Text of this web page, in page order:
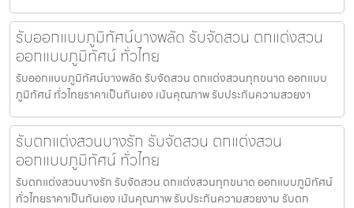
รับออกแบบภูมิทัศน์บางพลัด รับจัดสวน ตกแต่งสวน
ออกแบบภูมิทัศน์ ทั่วไทย
รับออกแบบภูมิทัศน์บางพลัด รับจัดสวน ตกแต่งสวนทุกขนาด ออกแบบ
ภูมิทัศน์ ทั่วไทยราคาเป็นกันเอง เน้นคุณภาพ รับประกันความสวยงา
รับตกแต่งสวนบางรัก รับจัดสวน ตกแต่งสวน
ออกแบบภูมิทัศน์ ทั่วไทย
รับตกแต่งสวนบางรัก รับจัดสวน ตกแต่งสวนทุกขนาด ออกแบบภูมิทัศน์
ทั่วไทยราคาเป็นกันเอง เน้นคุณภาพ รับประกันความสวยงาม รับตก